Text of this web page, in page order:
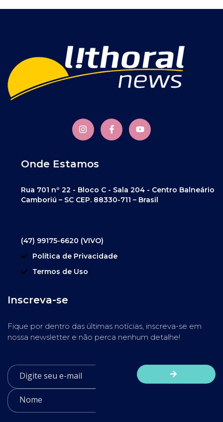
Onde Estamos
Rua 701 nº 22 - Bloco C - Sala 204 - Centro Balneário
Camboriú – SC CEP. 88330-711 – Brasil
(47) 99175-6620 (VIVO)
Política de Privacidade
Termos de Uso
Inscreva-se
Fique por dentro das últimas notícias, inscreva-se em
nossa newsletter e não perca nenhum detalhe!